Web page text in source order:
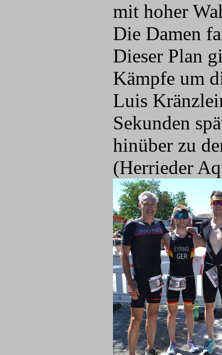
mit hoher
Die Damen
Dieser Plan
Kämpfe um
Luis
Sekunden
hinüber zu
(Herrieder